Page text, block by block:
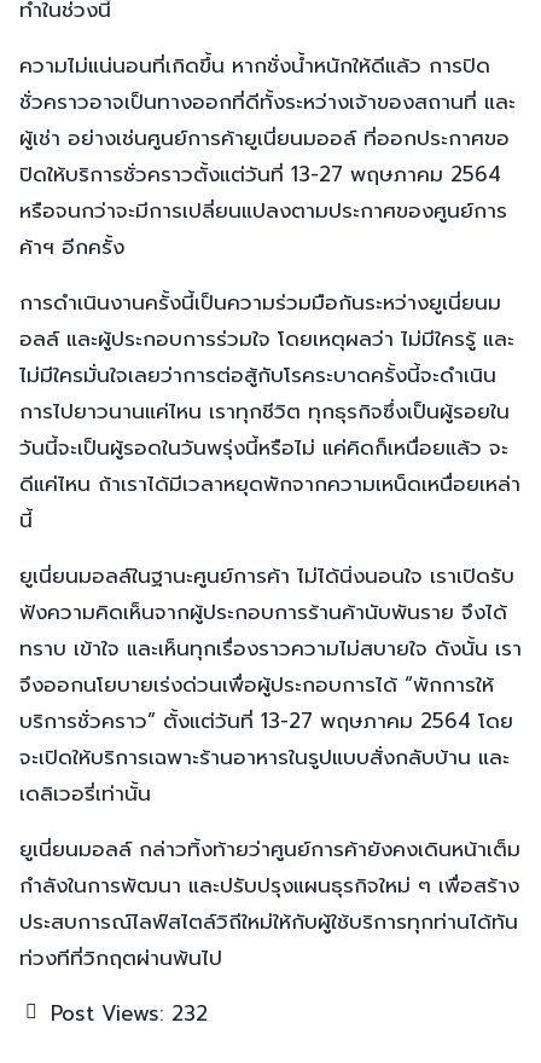
ทำในช่วงนี้
ความไม่แน่นอนที่เกิดขึ้น หากชั่งน้ำหนักให้ดีแล้ว การปิด
ชั่วคราวอาจเป็นทางออกที่ดีทั้งระหว่างเจ้าของสถานที่ และ
ผู้เช่า อย่างเช่นศูนย์การค้ายูเนี่ยนมออล์ ที่ออกประกาศขอ
ปิดให้บริการชั่วคราวตั้งแต่วันที่ 13-27 พฤษภาคม 2564
หรือจนกว่าจะมีการเปลี่ยนแปลงตามประกาศของศูนย์การ
ค้าฯ อีกครั้ง
การดำเนินงานครั้งนี้เป็นความร่วมมือกันระหว่างยูเนี่ยนม
อลล์ และผู้ประกอบการร่วมใจ โดยเหตุผลว่า ไม่มีใครรู้ และ
ไม่มีใครมั่นใจเลยว่าการต่อสู้กับโรคระบาดครั้งนี้จะดำเนิน
การไปยาวนานแค่ไหน เราทุกชีวิต ทุกธุรกิจซึ่งเป็นผู้รอยใน
วันนี้จะเป็นผู้รอดในวันพรุ่งนี้หรือไม่ แค่คิดก็เหนื่อยแล้ว จะ
ดีแค่ไหน ถ้าเราได้มีเวลาหยุดพักจากความเหน็ดเหนื่อยเหล่า
นี้
ยูเนี่ยนมอลล์ในฐานะศูนย์การค้า ไม่ได้นิ่งนอนใจ เราเปิดรับ
ฟังความคิดเห็นจากผู้ประกอบการร้านค้านับพันราย จึงได้
ทราบ เข้าใจ และเห็นทุกเรื่องราวความไม่สบายใจ ดังนั้น เรา
จึงออกนโยบายเร่งด่วนเพื่อผู้ประกอบการได้ “พักการให้
บริการชั่วคราว” ตั้งแต่วันที่ 13-27 พฤษภาคม 2564 โดย
จะเปิดให้บริการเฉพาะร้านอาหารในรูปแบบสั่งกลับบ้าน และ
เดลิเวอรี่เท่านั้น
ยูเนี่ยนมอลล์ กล่าวทิ้งท้ายว่าศูนย์การค้ายังคงเดินหน้าเต็ม
กำลังในการพัฒนา และปรับปรุงแผนธุรกิจใหม่ ๆ เพื่อสร้าง
ประสบการณ์ไลฟ์สไตล์วิถีใหม่ให้กับผู้ใช้บริการทุกท่านได้ทัน
ท่วงทีที่วิกฤตผ่านพ้นไป
Post Views: 232